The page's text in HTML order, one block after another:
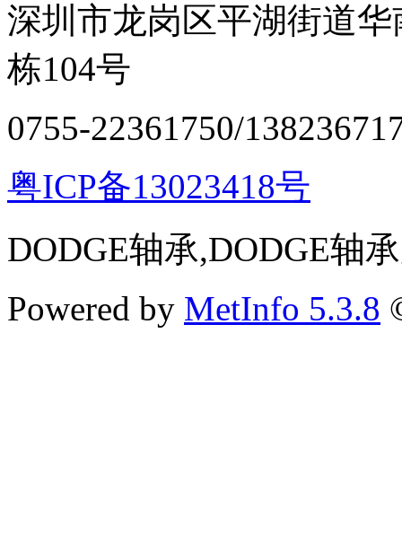
深圳市龙岗区平湖街道
栋104号
0755-22361750/
粤ICP备13023418号
DODGE轴承,DODGE轴
Powered by MetInfo 5.3.8